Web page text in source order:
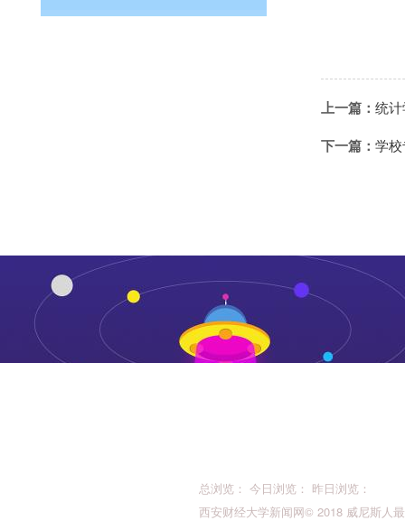
上一篇： 统
下一篇： 学
总浏览： 今日浏览： 昨日浏览：
西安财经大学新闻网© 2018 威尼斯人